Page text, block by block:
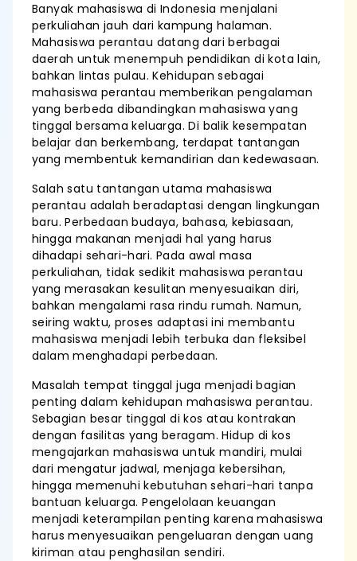
Banyak mahasiswa di Indonesia menjalani
perkuliahan jauh dari kampung halaman.
Mahasiswa perantau datang dari berbagai
daerah untuk menempuh pendidikan di kota lain,
bahkan lintas pulau. Kehidupan sebagai
mahasiswa perantau memberikan pengalaman
yang berbeda dibandingkan mahasiswa yang
tinggal bersama keluarga. Di balik kesempatan
belajar dan berkembang, terdapat tantangan
yang membentuk kemandirian dan kedewasaan.
Salah satu tantangan utama mahasiswa
perantau adalah beradaptasi dengan lingkungan
baru. Perbedaan budaya, bahasa, kebiasaan,
hingga makanan menjadi hal yang harus
dihadapi sehari-hari. Pada awal masa
perkuliahan, tidak sedikit mahasiswa perantau
yang merasakan kesulitan menyesuaikan diri,
bahkan mengalami rasa rindu rumah. Namun,
seiring waktu, proses adaptasi ini membantu
mahasiswa menjadi lebih terbuka dan fleksibel
dalam menghadapi perbedaan.
Masalah tempat tinggal juga menjadi bagian
penting dalam kehidupan mahasiswa perantau.
Sebagian besar tinggal di kos atau kontrakan
dengan fasilitas yang beragam. Hidup di kos
mengajarkan mahasiswa untuk mandiri, mulai
dari mengatur jadwal, menjaga kebersihan,
hingga memenuhi kebutuhan sehari-hari tanpa
bantuan keluarga. Pengelolaan keuangan
menjadi keterampilan penting karena mahasiswa
harus menyesuaikan pengeluaran dengan uang
kiriman atau penghasilan sendiri.